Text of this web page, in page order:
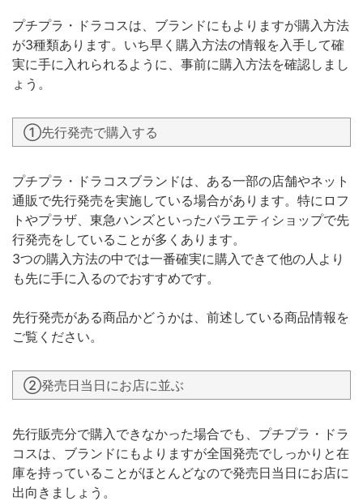
プチプラ・ドラコスは、ブランドにもよりますが購入方法
が3種類あります。いち早く購入方法の情報を入手して確
実に手に入れられるように、事前に購入方法を確認しまし
ょう。
①先行発売で購入する
プチプラ・ドラコスブランドは、ある一部の店舗やネット
通販で先行発売を実施している場合があります。特にロフ
トやプラザ、東急ハンズといったバラエティショップで先
行発売をしていることが多くあります。
3つの購入方法の中では一番確実に購入できて他の人より
も先に手に入るのでおすすめです。
先行発売がある商品かどうかは、前述している商品情報を
ご覧ください。
②発売日当日にお店に並ぶ
先行販売分で購入できなかった場合でも、プチプラ・ドラ
コスは、ブランドにもよりますが全国発売でしっかりと在
庫を持っていることがほとんどなので発売日当日にお店に
出向きましょう。